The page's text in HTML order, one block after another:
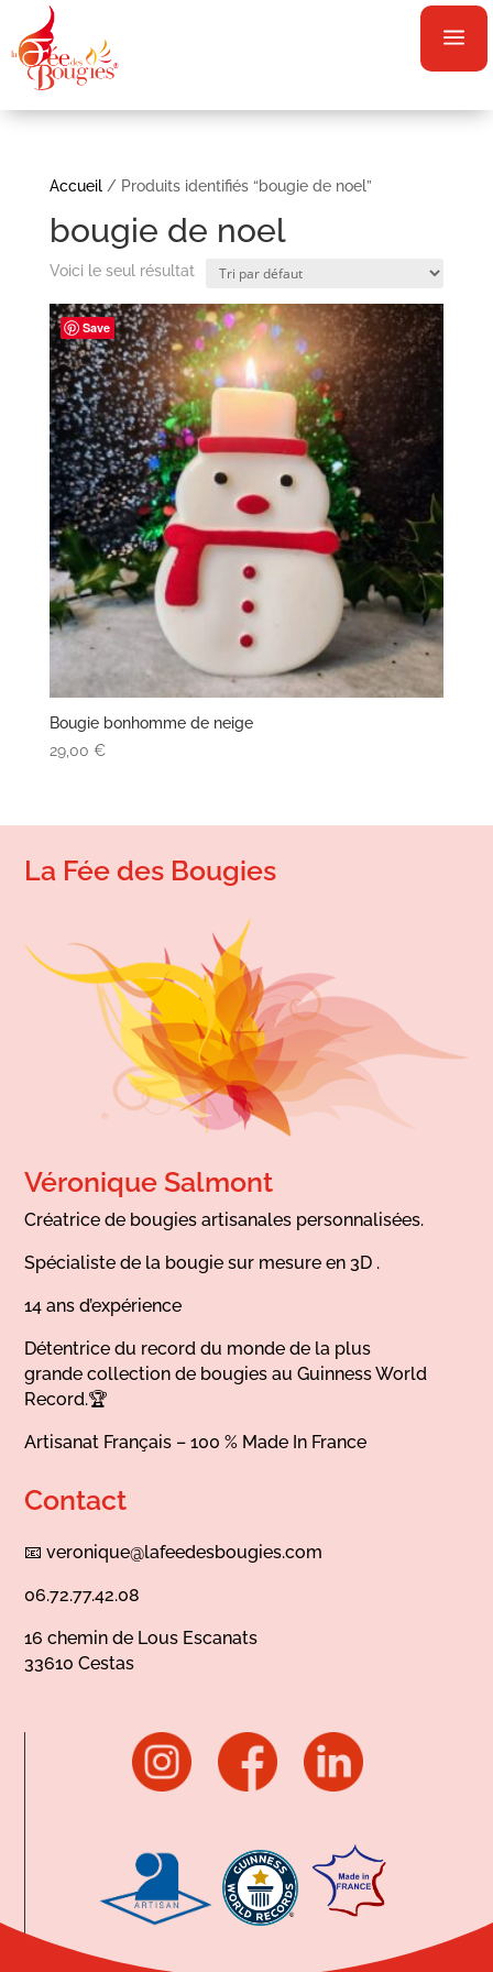
a
Accueil/ Produits identifiés “bougie de noel”
bougie de noel
Voici le seul résultat
Save
Bougie bonhomme de neige
29,00 €
La Fée des Bougies
Véronique Salmont
Créatrice de bougies artisanales personnalisées.
Spécialiste de la bougie sur mesure en 3D .
14 ans d’expérience
Détentrice du record du monde de la plus
grande collection de bougies au Guinness World
Record.🏆
Artisanat Français – 100 % Made In France
Contact
📧veronique@lafeedesbougies.com
06.72.77.42.08
16 chemin de Lous Escanats
33610 Cestas